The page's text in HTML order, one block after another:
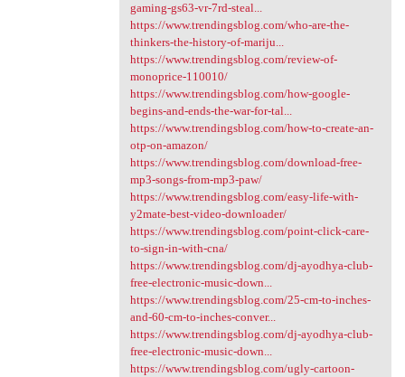
gaming-gs63-vr-7rd-steal...
https://www.trendingsblog.com/who-are-the-
thinkers-the-history-of-mariju...
https://www.trendingsblog.com/review-of-
monoprice-110010/
https://www.trendingsblog.com/how-google-
begins-and-ends-the-war-for-tal...
https://www.trendingsblog.com/how-to-create-an-
otp-on-amazon/
https://www.trendingsblog.com/download-free-
mp3-songs-from-mp3-paw/
https://www.trendingsblog.com/easy-life-with-
y2mate-best-video-downloader/
https://www.trendingsblog.com/point-click-care-
to-sign-in-with-cna/
https://www.trendingsblog.com/dj-ayodhya-club-
free-electronic-music-down...
https://www.trendingsblog.com/25-cm-to-inches-
and-60-cm-to-inches-conver...
https://www.trendingsblog.com/dj-ayodhya-club-
free-electronic-music-down...
https://www.trendingsblog.com/ugly-cartoon-